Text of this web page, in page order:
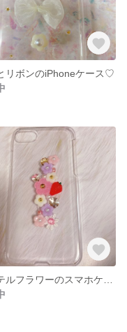
リボンのiPhoneケース♡